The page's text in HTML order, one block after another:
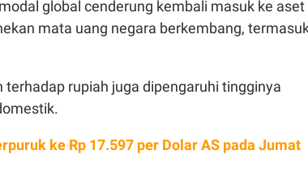
global cenderung kembali masuk ke aset
mata uang negara berkembang,
terhadap rupiah juga dipengaruhi tingginya
ke Rp 17.597 per Dolar AS pada Jumat